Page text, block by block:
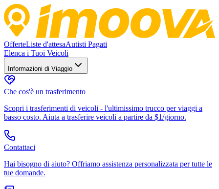
OfferteListe d'attesaAutisti Pagati
Elenca i Tuoi Veicoli
Informazioni di Viaggio
Che cos'è un trasferimento
Scopri i trasferimenti di veicoli - l'ultimissimo trucco per viaggi a
basso costo. Aiuta a trasferire veicoli a partire da $1/giorno.
Contattaci
Hai bisogno di aiuto? Offriamo assistenza personalizzata per tutte le
tue domande.